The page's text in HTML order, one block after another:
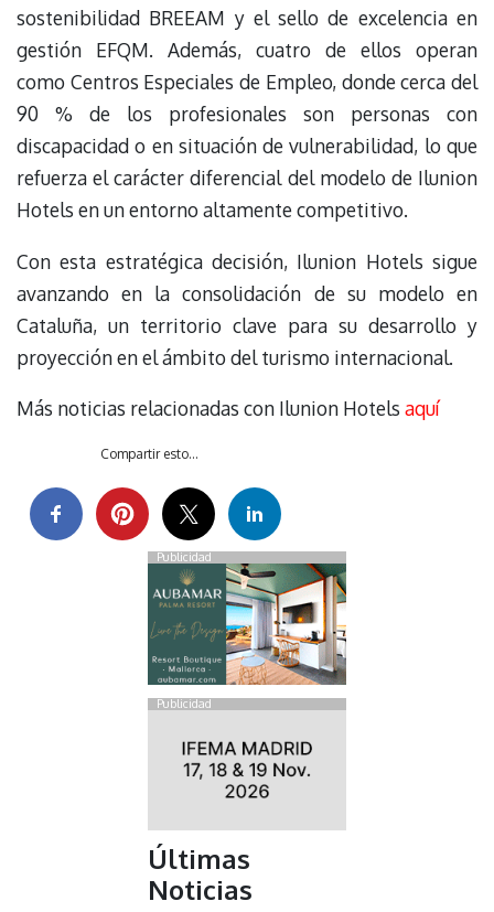
sostenibilidad BREEAM y el sello de excelencia en
gestión EFQM. Además, cuatro de ellos operan
como Centros Especiales de Empleo, donde cerca del
90 % de los profesionales son personas con
discapacidad o en situación de vulnerabilidad, lo que
refuerza el carácter diferencial del modelo de Ilunion
Hotels en un entorno altamente competitivo.
Con esta estratégica decisión, Ilunion Hotels sigue
avanzando en la consolidación de su modelo en
Cataluña, un territorio clave para su desarrollo y
proyección en el ámbito del turismo internacional.
Más noticias relacionadas con Ilunion Hotels aquí
Compartir esto...
Publicidad
Publicidad
Últimas
Noticias